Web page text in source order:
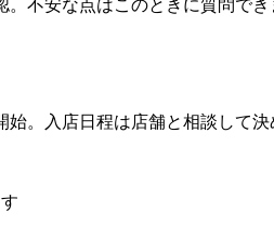
不安な点はこのときに質問でき
。入店日程は店舗と相談して決